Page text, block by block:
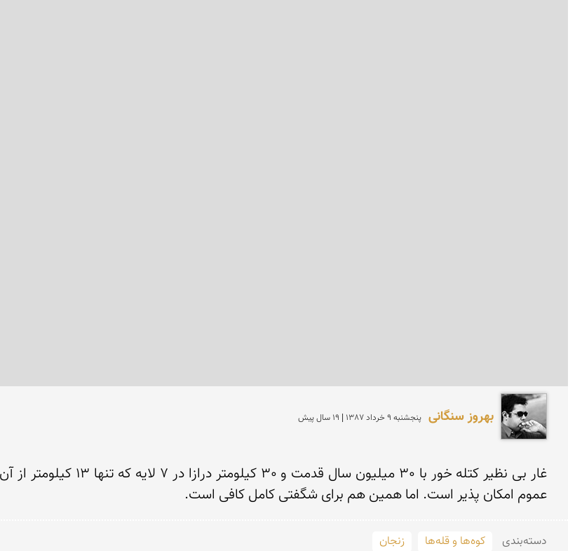
بهروز سنگانی پنجشنبه 9 خرداد 1387 | 19 سال پیش
عموم امکان پذیر است. اما همین هم برای شگفتی کامل کافی است.
دسته‌بندی کوه‌ها و قله‌ها زنجان